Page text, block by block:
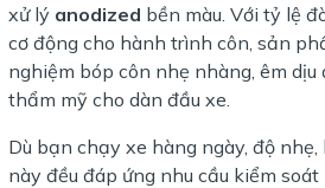
xử lý anodized bền màu. Với tỷ lệ
cơ động cho hành trình côn, sản
nghiệm bóp côn nhẹ nhàng, êm
thẩm mỹ cho dàn đầu xe.
Dù bạn chạy xe hàng ngày, độ
này đều đáp ứng nhu cầu kiểm